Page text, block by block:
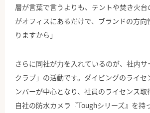
層が言葉で言うよりも、テントや焚き火台
がオフィスにあるだけで、ブランドの方向
りますから」
さらに同社が力を入れているのが、社内サ
クラブ」の活動です。ダイビングのライセ
ンバーが中心となり、社員のライセンス取
自社の防水カメラ『Toughシリーズ』を持